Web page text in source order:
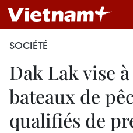
SOCIÉTÉ
Dak Lak vise
bateaux de
qualifiés de